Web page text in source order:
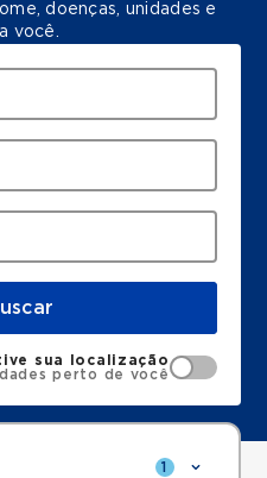
doenças, unidades e
você.
sua localização
perto de você
1